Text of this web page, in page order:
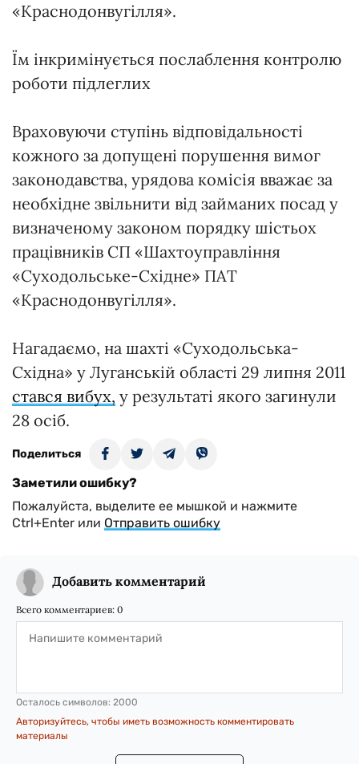
«Краснодонвугілля».
Їм інкримінується послаблення контролю
роботи підлеглих
Враховуючи ступінь відповідальності
кожного за допущені порушення вимог
законодавства, урядова комісія вважає за
необхідне звільнити від займаних посад у
визначеному законом порядку шістьох
працівників СП «Шахтоуправління
«Суходольське-Східне» ПАТ
«Краснодонвугілля».
Нагадаємо, на шахті «Суходольська-
Східна» у Луганській області 29 липня 2011
стався вибух, у результаті якого загинули
28 осіб.
Поделиться
Заметили ошибку?
Пожалуйста, выделите ее мышкой и нажмите
Ctrl+Enter или Отправить ошибку
Добавить комментарий
Всего комментариев: 0
Осталось символов: 2000
Авторизуйтесь, чтобы иметь возможность комментировать
материалы